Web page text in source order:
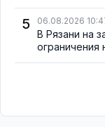
5 06.08.2026
В Рязани на
ограничения